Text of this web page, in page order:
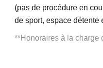
(pas de procédure en
de sport, espace détente
**Honoraires à la charge